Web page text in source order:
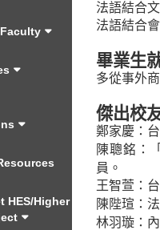
HES/Higher
法語結合
法語結合
畢業生
多從事外
傑出校
鄭家慶：
陳聰銘 ：
員。
王智萱：
陳陛瑄：
林羽璇：